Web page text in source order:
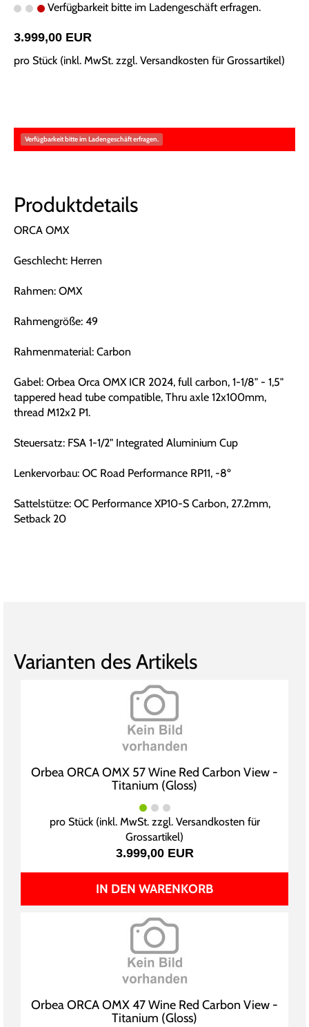
Verfügbarkeit bitte im Ladengeschäft erfragen.
3.999,00 EUR
pro Stück (inkl. MwSt. zzgl. Versandkosten für Grossartikel)
Verfügbarkeit bitte im Ladengeschäft erfragen.
Produktdetails
ORCA OMX
Geschlecht: Herren
Rahmen: OMX
Rahmengröße: 49
Rahmenmaterial: Carbon
Gabel: Orbea Orca OMX ICR 2024, full carbon, 1-1/8" - 1,5"
tappered head tube compatible, Thru axle 12x100mm,
thread M12x2 P1.
Steuersatz: FSA 1-1/2" Integrated Aluminium Cup
Lenkervorbau: OC Road Performance RP11, -8º
Sattelstütze: OC Performance XP10-S Carbon, 27.2mm,
Setback 20
Varianten des Artikels
Orbea ORCA OMX 57 Wine Red Carbon View -
Titanium (Gloss)
pro Stück (inkl. MwSt. zzgl. Versandkosten für
Grossartikel)
3.999,00 EUR
IN DEN WARENKORB
Orbea ORCA OMX 47 Wine Red Carbon View -
Titanium (Gloss)